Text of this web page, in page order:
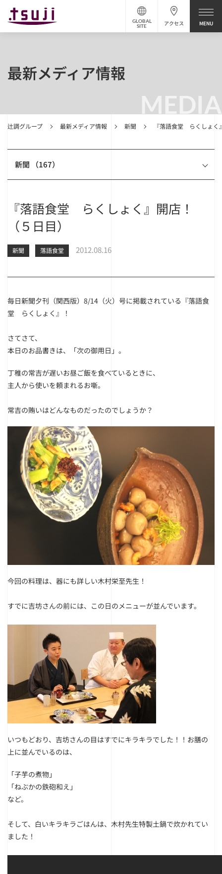
アクセス
GLOBAL
SITE
MEDIA
辻調グループ 最新メディア情報 新聞 『落語食堂 らくしょく
最新メディア情報
新聞 （167）
『落語食堂 らくしょく』開店！
（５日目）
新聞 落語食堂 2012.08.16
毎日新聞夕刊（関西版）8/14（火）号に掲載されている『落語食
堂 らくしょく』！
さてさて、
本日のお品書きは、「次の御用日」。
丁稚の常吉が遅いお昼ご飯を食べているときに、
主人から使いを頼まれるお噺。
常吉の賄いはどんなものだったのでしょうか？
今回の料理は、器にも詳しい木村栄至先生！
すでに吉坊さんの前には、この日のメニューが並んでいます。
いつもどおり、吉坊さんの目はすでにキラキラでした！！ お膳の
上に並んでいるのは、
「子芋の煮物」
「ねぶかの鉄砲和え」
など。
そして、白いキラキラごはんは、木村先生特製土鍋で炊かれてい
ました！